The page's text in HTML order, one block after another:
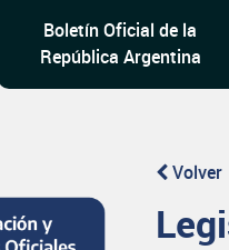
Boletín Oficial de la
República Argentina
Volver